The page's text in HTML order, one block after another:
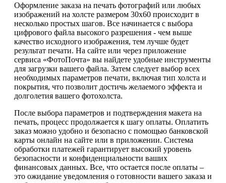
Оформление заказа на печать фотографий или любых
изображений на холсте размером 30х60 происходит в
несколько простых шагов. Все начинается с выбора
цифрового файла высокого разрешения - чем выше
качество исходного изображения, тем лучше будет
результат печати. На сайте или через приложение
сервиса «ФотоПочта» вы найдете удобные инструменты
для загрузки вашего файла. Затем следует выбор всех
необходимых параметров печати, включая тип холста и
покрытия, что позволит достичь желаемого эффекта и
долголетия вашего фотохолста.
После выбора параметров и подтверждения макета на
печать, процесс продолжается к шагу оплаты. Оплатить
заказ можно удобно и безопасно с помощью банковской
карты онлайн на сайте или в приложении. Система
обработки платежей гарантирует высокий уровень
безопасности и конфиденциальности ваших
финансовых данных. Все, что остается после оплаты –
это ожидание уведомления о готовности вашего заказа и